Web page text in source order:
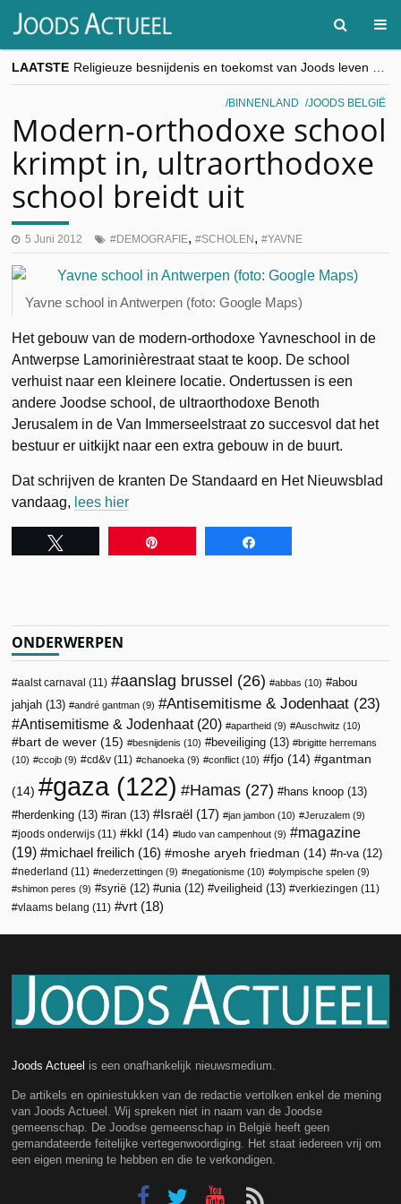
LAATSTE
“Besnijdenisdebat toont hoe moeilijk seculiere Westen minderheden begrijpt”, Jinnih Beels (Vooruit)
CITYTRIP | ROEMENIË – Boekarest: de verrassing van Oost-Europa
“Vandaag zit elke Jood in België op de beklaagdenbank”
goKosher lanceert nieuwe website en samenwerking met Mishpacha voor kosher travel en simchas wereldwijd
BINNENLAND JOODS BELGIË
Modern-orthodoxe school
krimpt in, ultraorthodoxe
school breidt uit
5 Juni 2012 DEMOGRAFIE, SCHOLEN , YAVNE
Yavne school in Antwerpen (foto: Google Maps)
Het gebouw van de modern-orthodoxe Yavneschool in de
Antwerpse Lamorinièrestraat staat te koop. De school
verhuist naar een kleinere locatie. Ondertussen is een
andere Joodse school, de ultraorthodoxe Benoth
Jerusalem in de Van Immerseelstraat zo succesvol dat het
bestuur er uitkijkt naar een extra gebouw in de buurt.
Dat schrijven de kranten De Standaard en Het Nieuwsblad
vandaag, lees hier
ONDERWERPEN
aalst carnaval (11) aanslag brussel (26) abbas (10)
abou
jahjah (13) andré gantman (9) Antisemitisme & Jodenhaat (23)
Antisemitisme & Jodenhaat(20) apartheid (9) Auschwitz (10)
bart de wever (15) besnijdenis (10) beveiliging (13)
brigitte herremans
(10)
ccojb (9) cd&v (11) chanoeka (9) conflict (10) fjo (14) gantman
(14) gaza (122) Hamas (27) hans knoop (13)
herdenking (13) iran (13) Israël (17) jan jambon (10) Jeruzalem (9)
joods onderwijs (11) kkl (14) ludo van campenhout (9)
magazine
(19)
michael freilich (16) moshe aryeh friedman (14) n-va (12)
nederland (11) nederzettingen (9) negationisme (10) olympische spelen (9)
shimon peres (9) syrië (12) unia (12) veiligheid (13) verkiezingen (11)
vlaams belang (11) vrt (18)
Joods Actueel is een onafhankelijk nieuwsmedium.
De artikels en opiniestukken van de redactie vertolken enkel de mening
van Joods Actueel. Wij spreken niet in naam van de Joodse
gemeenschap. De Joodse gemeenschap in België heeft geen
gemandateerde feitelijke vertegenwoordiging. Het staat iedereen vrij om
een eigen mening te hebben en die te verkondigen.